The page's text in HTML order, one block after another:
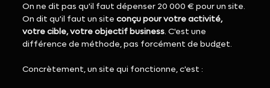
On ne dit pas qu'il faut dépenser 20 000 € pour un site.
On dit qu'il faut un site conçu pour votre activité,
votre cible, votre objectif business. C'est une
différence de méthode, pas forcément de budget.
Concrètement, un site qui fonctionne, c'est :